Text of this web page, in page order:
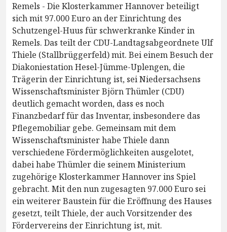
Remels - Die Klosterkammer Hannover beteiligt
sich mit 97.000 Euro an der Einrichtung des
Schutzengel-Huus für schwerkranke Kinder in
Remels. Das teilt der CDU-Landtagsabgeordnete Ulf
Thiele (Stallbrüggerfeld) mit. Bei einem Besuch der
Diakoniestation Hesel-Jümme-Uplengen, die
Trägerin der Einrichtung ist, sei Niedersachsens
Wissenschaftsminister Björn Thümler (CDU)
deutlich gemacht worden, dass es noch
Finanzbedarf für das Inventar, insbesondere das
Pflegemobiliar gebe. Gemeinsam mit dem
Wissenschaftsminister habe Thiele dann
verschiedene Fördermöglichkeiten ausgelotet,
dabei habe Thümler die seinem Ministerium
zugehörige Klosterkammer Hannover ins Spiel
gebracht. Mit den nun zugesagten 97.000 Euro sei
ein weiterer Baustein für die Eröffnung des Hauses
gesetzt, teilt Thiele, der auch Vorsitzender des
Fördervereins der Einrichtung ist, mit.